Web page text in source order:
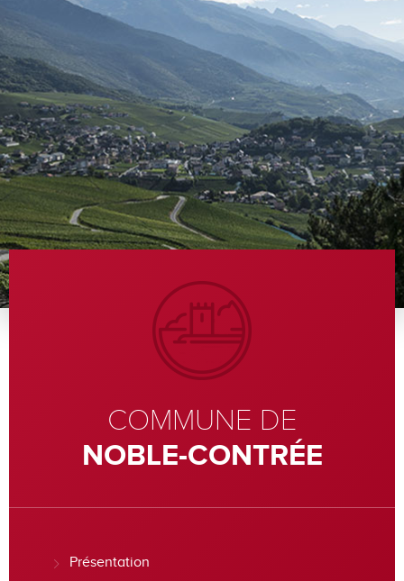
COMMUNE DE
NOBLE-CONTRÉE
Présentation